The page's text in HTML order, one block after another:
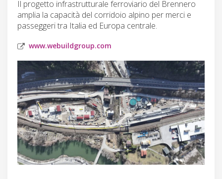
Il progetto infrastrutturale ferroviario del Brennero
amplia la capacità del corridoio alpino per merci e
passeggeri tra Italia ed Europa centrale.
www.webuildgroup.com